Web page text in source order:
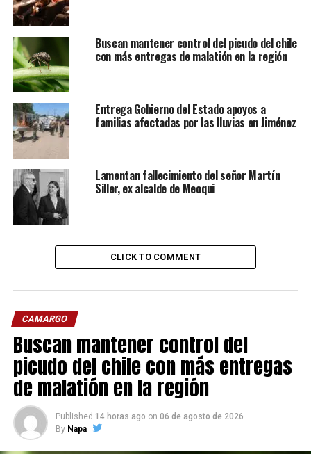
Buscan mantener control del picudo del chile
con más entregas de malatión en la región
Entrega Gobierno del Estado apoyos a
familias afectadas por las lluvias en Jiménez
Lamentan fallecimiento del señor Martín
Siller, ex alcalde de Meoqui
CLICK TO COMMENT
CAMARGO
Buscan mantener control del
picudo del chile con más entregas
de malatión en la región
Published 14 horas ago on 06 de agosto de 2026
By Napa